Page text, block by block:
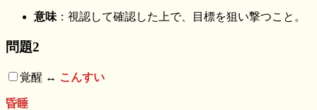
意味 ：視認して確認した上で、目標を狙い撃つこと。
問題2
覚醒 ↔︎ こんすい
昏睡